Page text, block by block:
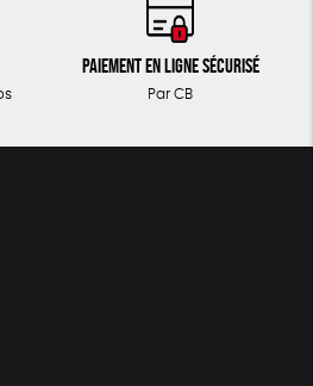
Paiement en ligne sécurisé
Par CB